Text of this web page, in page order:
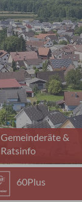
Gemeinderäte &
Ratsinfo
60Plus